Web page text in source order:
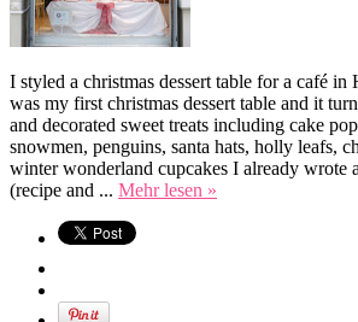
I styled a christmas dessert table for a café in
was my first christmas dessert table and it
and decorated sweet treats including cake
snowmen, penguins, santa hats, holly leafs,
winter wonderland cupcakes I already wrote
(recipe and ... Mehr lesen »